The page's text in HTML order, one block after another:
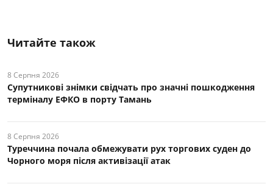
Читайте також
8 Серпня 2026
Супутникові знімки свідчать про значні пошкодження
терміналу ЕФКО в порту Тамань
8 Серпня 2026
Туреччина почала обмежувати рух торгових суден до
Чорного моря після активізації атак